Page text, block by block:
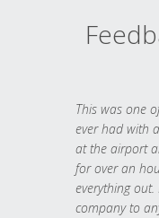
This was one
ever had with
at the airport
for over an
everything
company to